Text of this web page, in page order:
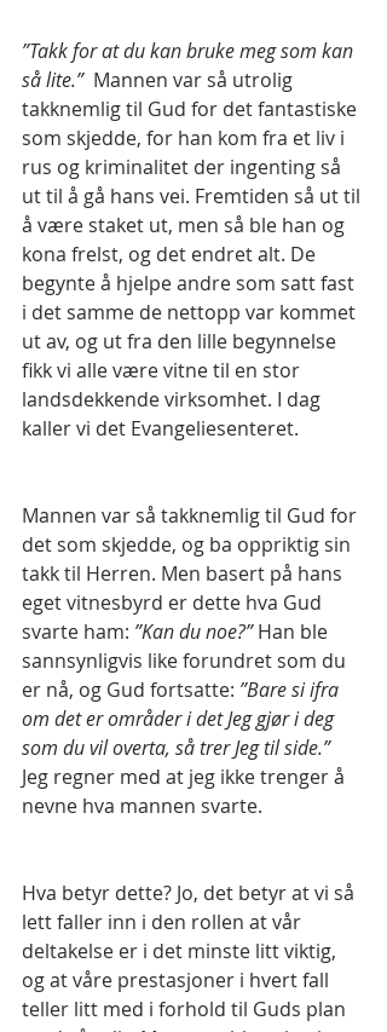
”Takk for at du kan bruke meg som kan
så lite.”
  Mannen var så utrolig
takknemlig til Gud for det fantastiske
som skjedde, for han kom fra et liv i
rus og kriminalitet der ingenting så
ut til å gå hans vei. Fremtiden så ut til
å være staket ut, men så ble han og
kona frelst, og det endret alt. De
begynte å hjelpe andre som satt fast
i det samme de nettopp var kommet
ut av, og ut fra den lille begynnelse
fikk vi alle være vitne til en stor
landsdekkende virksomhet. I dag
kaller vi det Evangeliesenteret.
Mannen var så takknemlig til Gud for
det som skjedde, og ba oppriktig sin
takk til Herren. Men basert på hans
eget vitnesbyrd er dette hva Gud
svarte ham: ”Kan du noe?” Han ble
sannsynligvis like forundret som du
er nå, og Gud fortsatte: ”Bare si ifra
om det er områder i det Jeg gjør i deg
som du vil overta, så trer Jeg til side.”
Jeg regner med at jeg ikke trenger å
nevne hva mannen svarte.
Hva betyr dette? Jo, det betyr at vi så
lett faller inn i den rollen at vår
deltakelse er i det minste litt viktig,
og at våre prestasjoner i hvert fall
teller litt med i forhold til Guds plan